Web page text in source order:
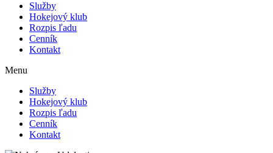
Služby
Hokejový klub
Rozpis ľadu
Cenník
Kontakt
Menu
Služby
Hokejový klub
Rozpis ľadu
Cenník
Kontakt